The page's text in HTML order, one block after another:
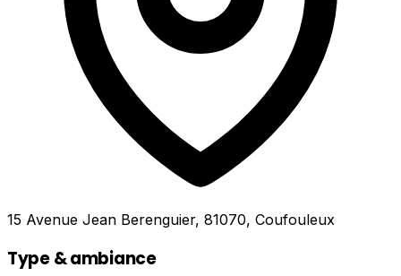
15 Avenue Jean Berenguier, 81070, Coufouleux
Type & ambiance